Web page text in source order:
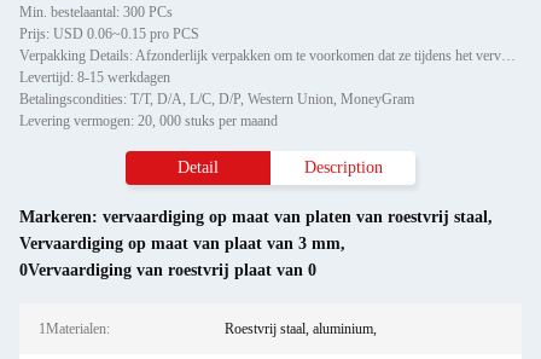
Min. bestelaantal: 300 PCs
Prijs: USD 0.06~0.15 pro PCS
Verpakking Details: Afzonderlijk verpakken om te voorkomen dat ze tijdens het vervoer beschadigd raken of krabben, vervo
Levertijd: 8-15 werkdagen
Betalingscondities: T/T, D/A, L/C, D/P, Western Union, MoneyGram
Levering vermogen: 20, 000 stuks per maand
Detail Description
Markeren: vervaardiging op maat van platen van roestvrij staal,
Vervaardiging op maat van plaat van 3 mm,
0Vervaardiging van roestvrij plaat van 0
1Materialen: Roestvrij staal, aluminium,